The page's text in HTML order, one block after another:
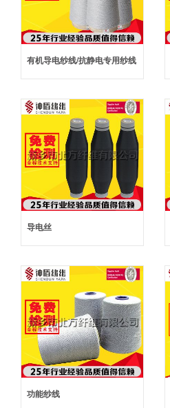
有机导电纱线/抗静电专用纱线
导电丝
功能纱线